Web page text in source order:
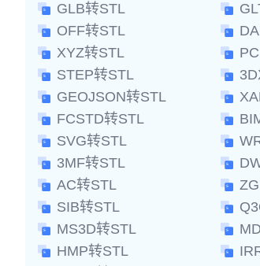
GLB转STL
OFF转STL
XYZ转STL
STEP转STL
GEOJSON转STL
FCSTD转STL
SVG转STL
3MF转STL
AC转STL
SIB转STL
MS3D转STL
HMP转STL